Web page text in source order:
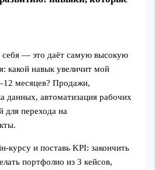
себя — это даёт самую высокую
какой навык увеличит мой
месяцев? Продажи,
данных, автоматизация рабочих
для перехода на
и поставь KPI: закончить
портфолио из 3 кейсов,